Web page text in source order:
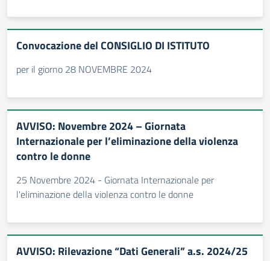
Convocazione del CONSIGLIO DI ISTITUTO
per il giorno 28 NOVEMBRE 2024
AVVISO: Novembre 2024 – Giornata
Internazionale per l’eliminazione della violenza
contro le donne
25 Novembre 2024 - Giornata Internazionale per
l'eliminazione della violenza contro le donne
AVVISO: Rilevazione “Dati Generali” a.s. 2024/25